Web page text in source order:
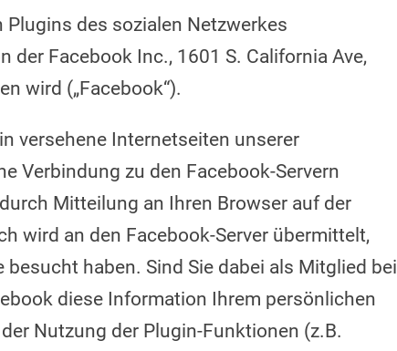
des sozialen Netzwerkes
der Facebook Inc., 1601 S. California Ave,
wird („Facebook“).
versehene Internetseiten unserer
Verbindung zu den Facebook-Servern
Mitteilung an Ihren Browser auf der
wird an den Facebook-Server übermittelt,
haben. Sind Sie dabei als Mitglied bei
diese Information Ihrem persönlichen
Nutzung der Plugin-Funktionen (z.B.